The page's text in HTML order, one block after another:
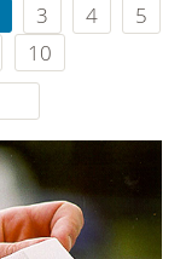
3 4
5
10